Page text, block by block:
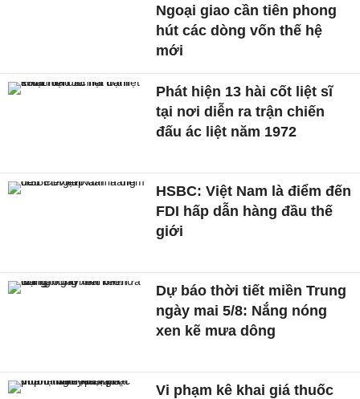
Ngoại giao cần tiên phong
hút các dòng vốn thế hệ
mới
Phát hiện 13 hài cốt liệt sĩ
tại nơi diễn ra trận chiến
đấu ác liệt năm 1972
HSBC: Việt Nam là điểm đến
FDI hấp dẫn hàng đầu thế
giới
Dự báo thời tiết miền Trung
ngày mai 5/8: Nắng nóng
xen kẽ mưa dông
Vi phạm kê khai giá thuốc